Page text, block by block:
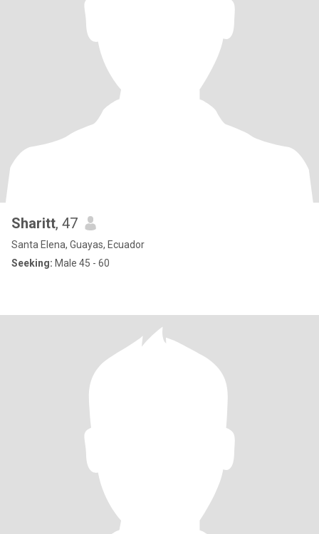
Sharitt, 47
Santa Elena, Guayas, Ecuador
Seeking: Male 45 - 60